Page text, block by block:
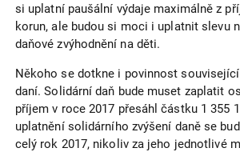
si uplatní paušální výdaje maximálně z
korun, ale budou si moci i uplatnit slevu
daňové zvýhodnění na děti.
Někoho se dotkne i povinnost
daní. Solidární daň bude muset zaplatit
příjem v roce 2017 přesáhl částku 1 355
uplatnění solidárního zvýšení daně se
celý rok 2017, nikoliv za jeho jednotlivé